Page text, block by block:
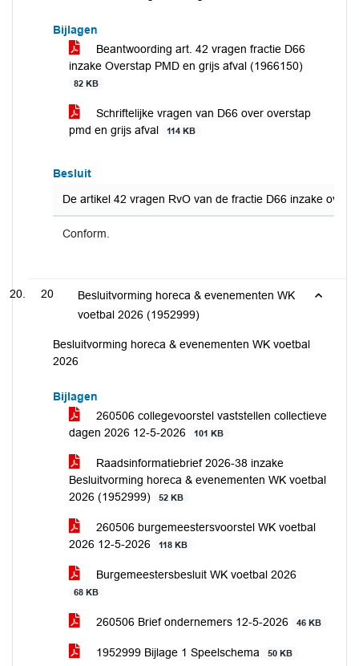
Bijlagen
Beantwoording art. 42 vragen fractie D66
inzake Overstap PMD en grijs afval (1966150)
82 KB
Schriftelijke vragen van D66 over overstap
pmd en grijs afval
114 KB
Besluit
De artikel 42 vragen RvO van de fractie D66 inzake
Conform.
20
Besluitvorming horeca & evenementen WK
voetbal 2026 (1952999)
Besluitvorming horeca & evenementen WK voetbal
2026
Bijlagen
260506 collegevoorstel vaststellen collectieve
dagen 2026 12-5-2026
101 KB
Raadsinformatiebrief 2026-38 inzake
Besluitvorming horeca & evenementen WK voetbal
2026 (1952999)
52 KB
260506 burgemeestersvoorstel WK voetbal
2026 12-5-2026
118 KB
Burgemeestersbesluit WK voetbal 2026
68 KB
260506 Brief ondernemers 12-5-2026 46 KB
1952999 Bijlage 1 Speelschema 50 KB